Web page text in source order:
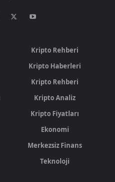
Kripto Rehberi
Kripto Haberleri
Kripto Rehberi
Kripto Analiz
Kripto Fiyatları
Ekonomi
Merkezsiz Finans
Teknoloji